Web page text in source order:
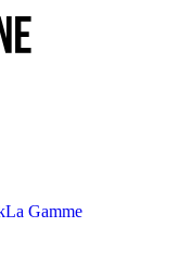
La Gamme